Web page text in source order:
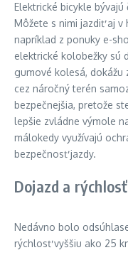
Elektrické bicykle
Môžete s nimi jazdiť aj v
napríklad z ponuky e-
elektrické kolobežky sú
gumové kolesá,
cez náročný terén
bezpečnejšia, pretože
lepšie zvládne výmole
málokedy využívajú
bezpečnosť jazdy.
Dojazd a rýchlosť
Nedávno bolo
rýchlosť vyššiu ako 25